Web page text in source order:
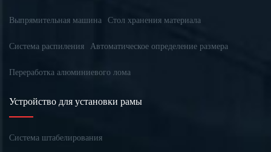
Выпрямительная машина Стол хранения материала
Система распиления Автоматическое определение размера
Переработка алюминиевого лома
Устройство для установки рамы
Система штабелирования